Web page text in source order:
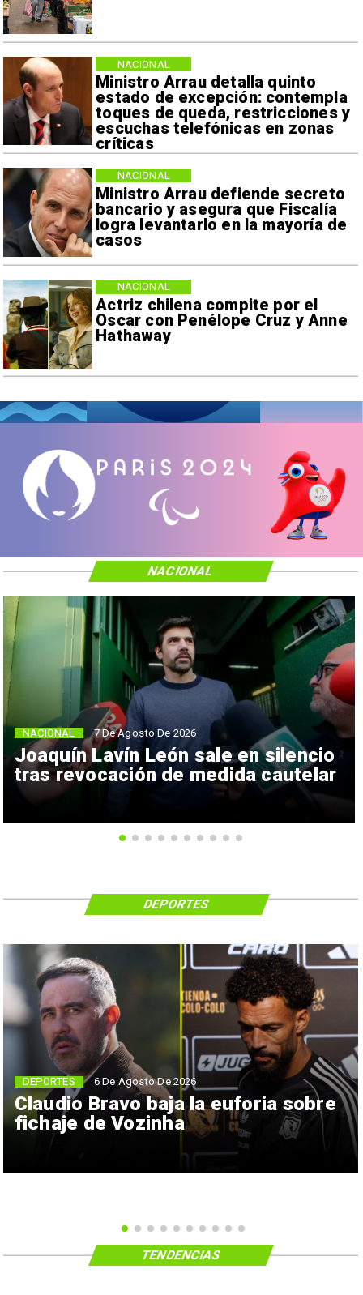
Ministro Arrau detalla quinto
estado de excepción: contempla
toques de queda, restricciones y
escuchas telefónicas en zonas
críticas
NACIONAL
Ministro Arrau defiende secreto
bancario y asegura que Fiscalía
logra levantarlo en la mayoría de
casos
NACIONAL
Actriz chilena compite por el
Oscar con Penélope Cruz y Anne
Hathaway
NACIONAL
Joaquín Lavín León sale en silencio
tras revocación de medida cautelar
NACIONAL 7 De Agosto De 2026
NACIONAL
Claudio Bravo baja la euforia sobre
fichaje de Vozinha
DEPORTES 6 De Agosto De 2026
DEPORTES
TENDENCIAS